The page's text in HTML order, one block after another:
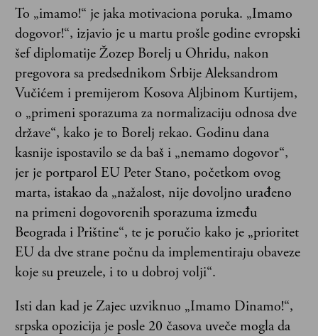
To „imamo!“ je jaka motivaciona poruka. „Imamo
dogovor!“, izjavio je u martu prošle godine evropski
šef diplomatije Žozep Borelj u Ohridu, nakon
pregovora sa predsednikom Srbije Aleksandrom
Vučićem i premijerom Kosova Aljbinom Kurtijem,
o „primeni sporazuma za normalizaciju odnosa dve
države“, kako je to Borelj rekao. Godinu dana
kasnije ispostavilo se da baš i „nemamo dogovor“,
jer je portparol EU Peter Stano, početkom ovog
marta, istakao da „nažalost, nije dovoljno urađeno
na primeni dogovorenih sporazuma između
Beograda i Prištine“, te je poručio kako je „prioritet
EU da dve strane počnu da implementiraju obaveze
koje su preuzele, i to u dobroj volji“.
Isti dan kad je Zajec uzviknuo „Imamo Dinamo!“,
srpska opozicija je posle 20 časova uveče mogla da